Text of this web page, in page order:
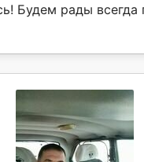
Будем рады всегда